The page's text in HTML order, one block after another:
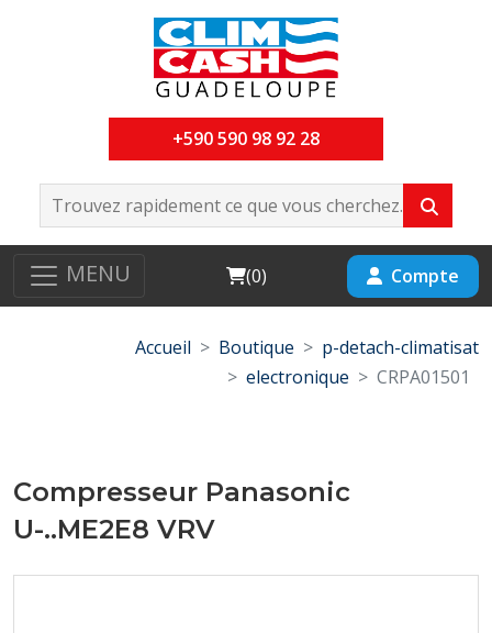
+590 590 98 92 28
MENU Cart
(0) Compte
Accueil Boutique
p-detach-climatisat
electronique
CRPA01501
Compresseur Panasonic
U-..ME2E8 VRV